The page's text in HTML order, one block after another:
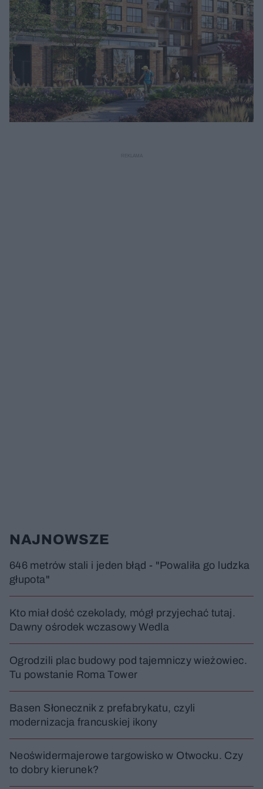
NAJNOWSZE
646 metrów stali i jeden błąd - "Powaliła go ludzka
głupota"
Kto miał dość czekolady, mógł przyjechać tutaj.
Dawny ośrodek wczasowy Wedla
Ogrodzili plac budowy pod tajemniczy wieżowiec.
Tu powstanie Roma Tower
Basen Słonecznik z prefabrykatu, czyli
modernizacja francuskiej ikony
Neoświdermajerowe targowisko w Otwocku. Czy
to dobry kierunek?